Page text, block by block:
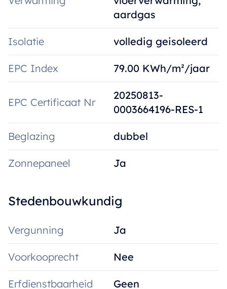
aardgas
Isolatie volledig geisoleerd
EPC Index 79.00 KWh/m²/jaar
EPC Certificaat Nr
20250813-
0003664196-RES-1
Beglazing dubbel
Zonnepaneel Ja
Stedenbouwkundig
Vergunning Ja
Voorkooprecht Nee
Erfdienstbaarheid Geen